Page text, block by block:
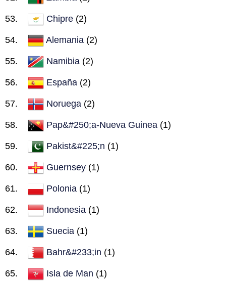
Chipre (2)
Alemania (2)
Namibia (2)
España (2)
Noruega (2)
Pap&#250;a-Nueva Guinea (1)
Pakist&#225;n (1)
Guernsey (1)
Polonia (1)
Indonesia (1)
Suecia (1)
Bahr&#233;in (1)
Isla de Man (1)